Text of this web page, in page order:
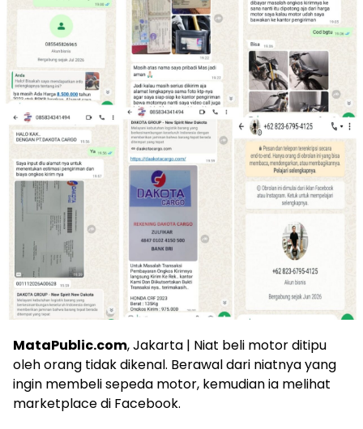
MataPublic.com, Jakarta | Niat beli motor ditipu
oleh orang tidak dikenal. Berawal dari niatnya yang
ingin membeli sepeda motor, kemudian ia melihat
marketplace di Facebook.